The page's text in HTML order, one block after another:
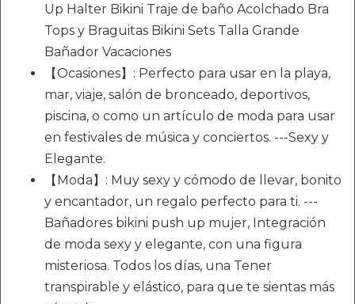
Up Halter Bikini Traje de baño Acolchado Bra
Tops y Braguitas Bikini Sets Talla Grande
Bañador Vacaciones
【Ocasiones】: Perfecto para usar en la playa,
mar, viaje, salón de bronceado, deportivos,
piscina, o como un artículo de moda para usar
en festivales de música y conciertos. ---Sexy y
Elegante.
【Moda】: Muy sexy y cómodo de llevar, bonito
y encantador, un regalo perfecto para ti. ---
Bañadores bikini push up mujer, Integración
de moda sexy y elegante, con una figura
misteriosa. Todos los días, una Tener
transpirable y elástico, para que te sientas más